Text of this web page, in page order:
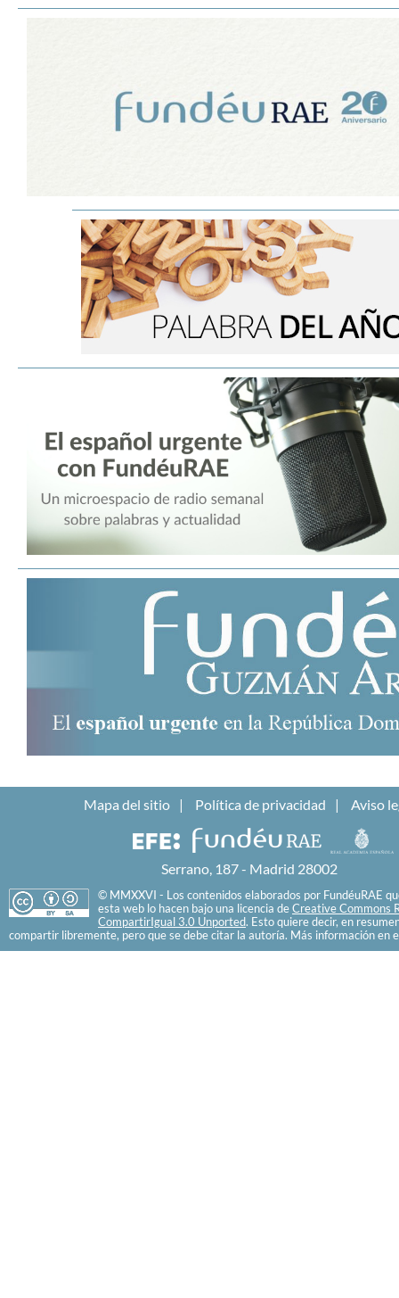
Mapa del sitio Política de privacidad Aviso
Serrano, 187 - Madrid 28002
© MMXXVI - Los contenidos elaborados por FundéuRAE
esta web lo hacen bajo una licencia de Creative Commons
CompartirIgual 3.0 Unported. Esto quiere decir, en
compartir libremente, pero que se debe citar la autoría. Más información en